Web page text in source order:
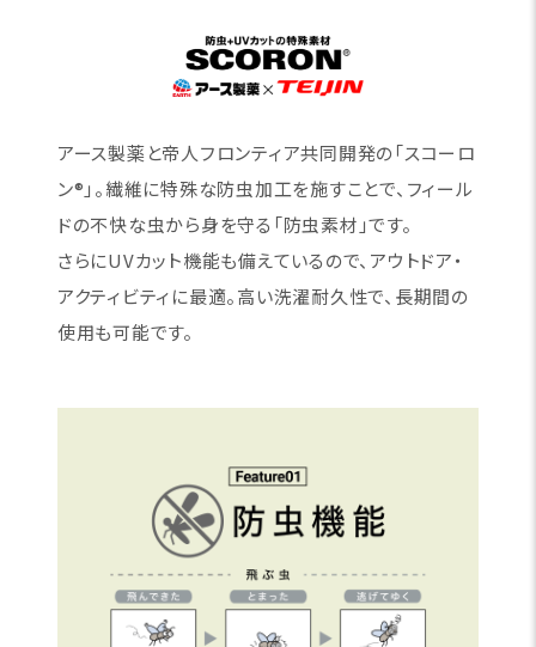
アース製薬と帝人フロンティア共同開発の「スコーロ
ン®」。繊維に特殊な防虫加工を施すことで、フィール
ドの不快な虫から身を守る「防虫素材」です。
さらにUVカット機能も備えているので、アウトドア・
アクティビティに最適。高い洗濯耐久性で、長期間の
使用も可能です。